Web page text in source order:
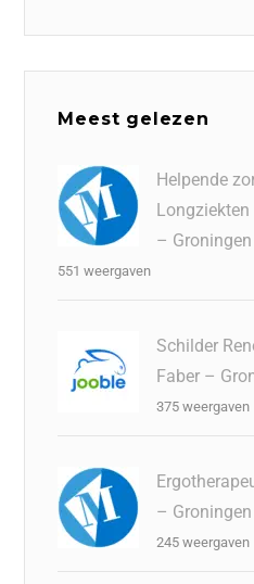
Meest gelezen
Helpende
– Groningen
551 weergaven
Schilder
Faber –
375 weergaven
– Groningen
245 weergaven